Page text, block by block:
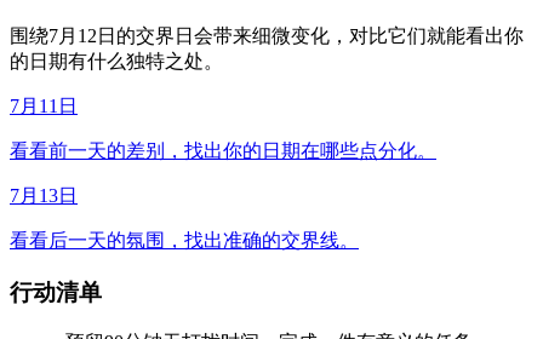
围绕7月12日的交界日会带来细微变化，对比它们就能看出你
的日期有什么独特之处。
7月11日
看看前一天的差别，找出你的日期在哪些点分化。
7月13日
看看后一天的氛围，找出准确的交界线。
行动清单